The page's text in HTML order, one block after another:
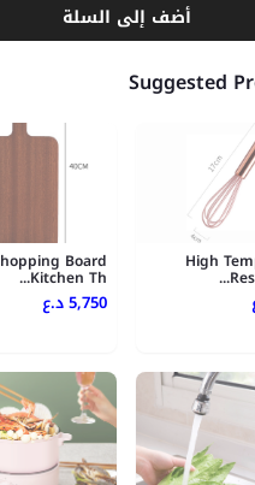
أضف إلى السلة
Suggested
High
Board
Kitchen Th...
5,750 د.ع